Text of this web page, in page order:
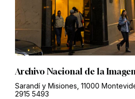
Archivo Nacional de la
Sarandí y Misiones, 11000
2915 5493